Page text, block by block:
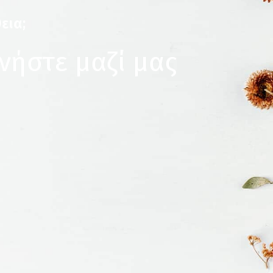
μαζί μας